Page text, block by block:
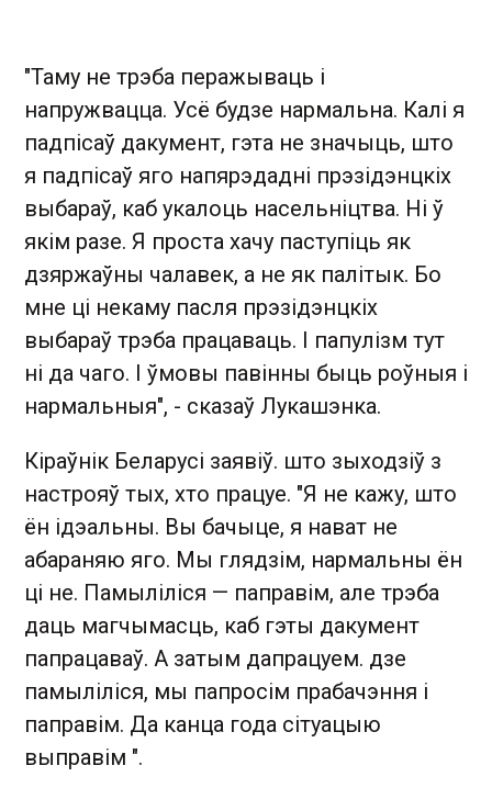
"Таму не трэба перажываць і
напружвацца. Усё будзе нармальна. Калі я
падпісаў дакумент, гэта не значыць, што
я падпісаў яго напярэдадні прэзідэнцкіх
выбараў, каб укалоць насельніцтва. Ні ў
якім разе. Я проста хачу паступіць як
дзяржаўны чалавек, а не як палітык. Бо
мне ці некаму пасля прэзідэнцкіх
выбараў трэба працаваць. І папулізм тут
ні да чаго. І ўмовы павінны быць роўныя і
нармальныя", - сказаў Лукашэнка.
Кіраўнік Беларусі заявіў. што зыходзіў з
настрояў тых, хто працуе. "Я не кажу, што
ён ідэальны. Вы бачыце, я нават не
абараняю яго. Мы глядзім, нармальны ён
ці не. Памыліліся — паправім, але трэба
даць магчымасць, каб гэты дакумент
папрацаваў. А затым дапрацуем. дзе
памыліліся, мы папросім прабачэння і
паправім. Да канца года сітуацыю
выправім ".